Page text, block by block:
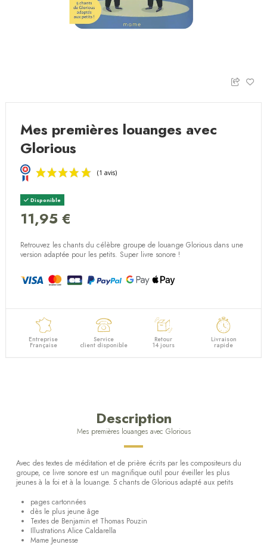
Mes premières louanges avec
Glorious
(1 avis)
Disponible
11,95 €
Retrouvez les chants du célèbre groupe de louange Glorious dans une
version adaptée pour les petits. Super livre sonore !
Entreprise
Française
Service
client disponible
Retour
14 jours
Livraison
rapide
Description
Mes premières louanges avec Glorious
Avec des textes de méditation et de prière écrits par les compositeurs du
groupe, ce livre sonore est un magnifique outil pour éveiller les plus
jeunes à la foi et à la louange. 5 chants de Glorious adapté aux petits
pages cartonnées
dès le plus jeune âge
Textes de Benjamin et Thomas Pouzin
Illustrations Alice Caldarella
Mame Jeunesse